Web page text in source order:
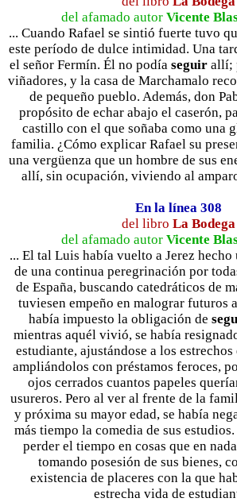
del afamado autor Vicente
... Cuando Rafael se sintió fuerte tuvo
este período de dulce intimidad. Una
el señor Fermín. Él no podía seguir allí;
viñadores, y la casa de Marchamalo
de pequeño pueblo. Además, don
propósito de echar abajo el caserón,
castillo con el que soñaba como una
familia. ¿Cómo explicar Rafael su
una vergüenza que un hombre de sus
allí, sin ocupación, viviendo al
En la línea 308
del libro La Bodega
del afamado autor Vicente
... El tal Luis había vuelto a Jerez hecho
de una continua peregrinación por
de España, buscando catedráticos de
tuviesen empeño en malograr futuros
había impuesto la obligación de
mientras aquél vivió, se había
estudiante, ajustándose a los
ampliándolos con préstamos feroces,
ojos cerrados cuantos papeles
usureros. Pero al ver al frente de la
y próxima su mayor edad, se había
más tiempo la comedia de sus
perder el tiempo en cosas que en
tomando posesión de sus bienes,
existencia de placeres con la que
estrecha vida de